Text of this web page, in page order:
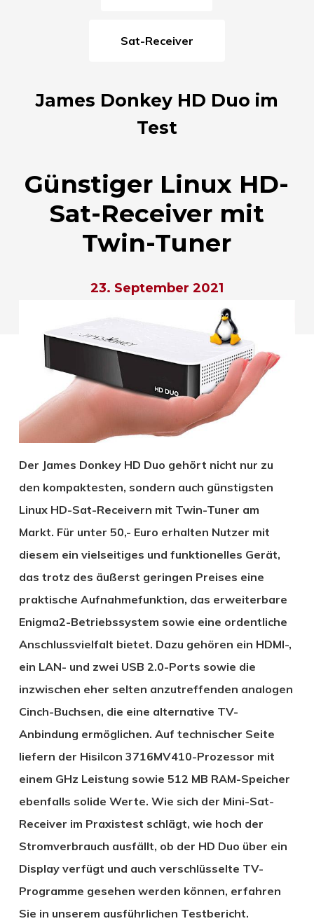
Sat-Receiver
James Donkey HD Duo im
Test
Günstiger Linux HD-
Sat-Receiver mit
Twin-Tuner
23. September 2021
Der James Donkey HD Duo gehört nicht nur zu
den kompaktesten, sondern auch günstigsten
Linux HD-Sat-Receivern mit Twin-Tuner am
Markt. Für unter 50,- Euro erhalten Nutzer mit
diesem ein vielseitiges und funktionelles Gerät,
das trotz des äußerst geringen Preises eine
praktische Aufnahmefunktion, das erweiterbare
Enigma2-Betriebssystem sowie eine ordentliche
Anschlussvielfalt bietet. Dazu gehören ein HDMI-,
ein LAN- und zwei USB 2.0-Ports sowie die
inzwischen eher selten anzutreffenden analogen
Cinch-Buchsen, die eine alternative TV-
Anbindung ermöglichen. Auf technischer Seite
liefern der Hisilcon 3716MV410-Prozessor mit
einem GHz Leistung sowie 512 MB RAM-Speicher
ebenfalls solide Werte. Wie sich der Mini-Sat-
Receiver im Praxistest schlägt, wie hoch der
Stromverbrauch ausfällt, ob der HD Duo über ein
Display verfügt und auch verschlüsselte TV-
Programme gesehen werden können, erfahren
Sie in unserem ausführlichen Testbericht.